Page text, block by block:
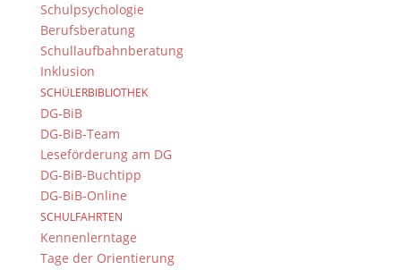
Schulpsychologie
Berufsberatung
Schullaufbahnberatung
Inklusion
SCHÜLERBIBLIOTHEK
DG-BiB
DG-BiB-Team
Leseförderung am DG
DG-BiB-Buchtipp
DG-BiB-Online
SCHULFAHRTEN
Kennenlerntage
Tage der Orientierung